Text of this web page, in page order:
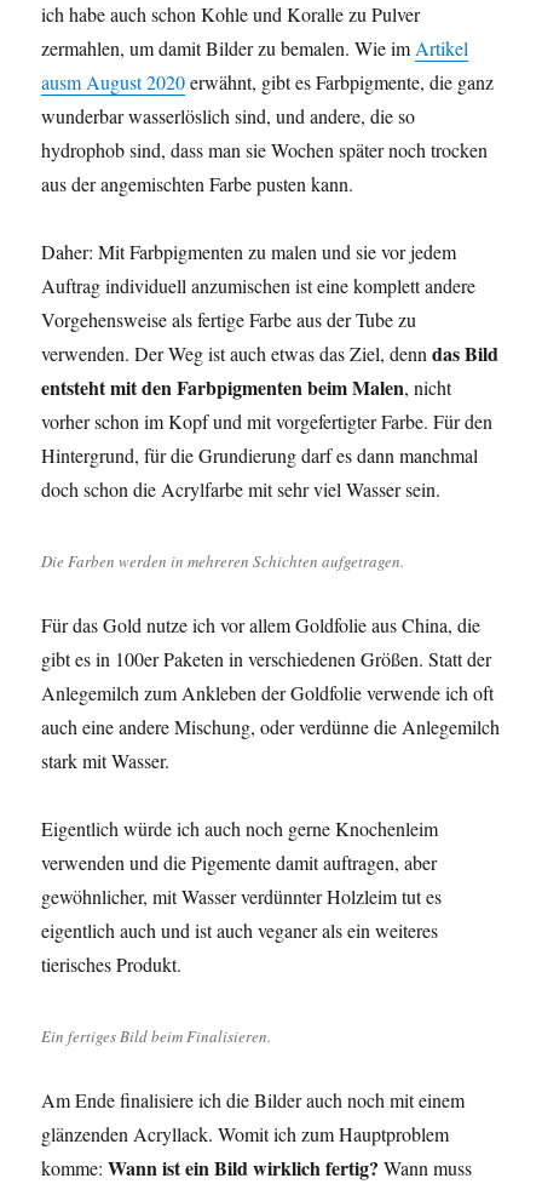
ich habe auch schon Kohle und Koralle zu Pulver
zermahlen, um damit Bilder zu bemalen. Wie imArtikel
ausm August 2020erwähnt, gibt es Farbpigmente, die ganz
wunderbar wasserlöslich sind, und andere, die so
hydrophob sind, dass man sie Wochen später noch trocken
aus der angemischten Farbe pusten kann.
Daher: Mit Farbpigmenten zu malen und sie vor jedem
Auftrag individuell anzumischen ist eine komplett andere
Vorgehensweise als fertige Farbe aus der Tube zu
verwenden. Der Weg ist auch etwas das Ziel, denndas Bild
entsteht mit den Farbpigmenten beim Malen, nicht
vorher schon im Kopf und mit vorgefertigter Farbe. Für den
Hintergrund, für die Grundierung darf es dann manchmal
doch schon die Acrylfarbe mit sehr viel Wasser sein.
Die Farben werden in mehreren Schichten aufgetragen.
Für das Gold nutze ich vor allem Goldfolie aus China, die
gibt es in 100er Paketen in verschiedenen Größen. Statt der
Anlegemilch zum Ankleben der Goldfolie verwende ich oft
auch eine andere Mischung, oder verdünne die Anlegemilch
stark mit Wasser.
Eigentlich würde ich auch noch gerne Knochenleim
verwenden und die Pigemente damit auftragen, aber
gewöhnlicher, mit Wasser verdünnter Holzleim tut es
eigentlich auch und ist auch veganer als ein weiteres
tierisches Produkt.
Ein fertiges Bild beim Finalisieren.
Am Ende finalisiere ich die Bilder auch noch mit einem
glänzenden Acryllack. Womit ich zum Hauptproblem
komme:Wann ist ein Bild wirklich fertig? Wann muss